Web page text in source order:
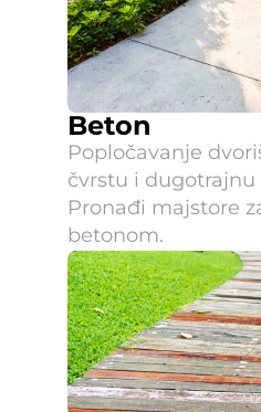
Beton
Popločavanje
čvrstu i dugotrajnu
Pronađi majstore
betonom.